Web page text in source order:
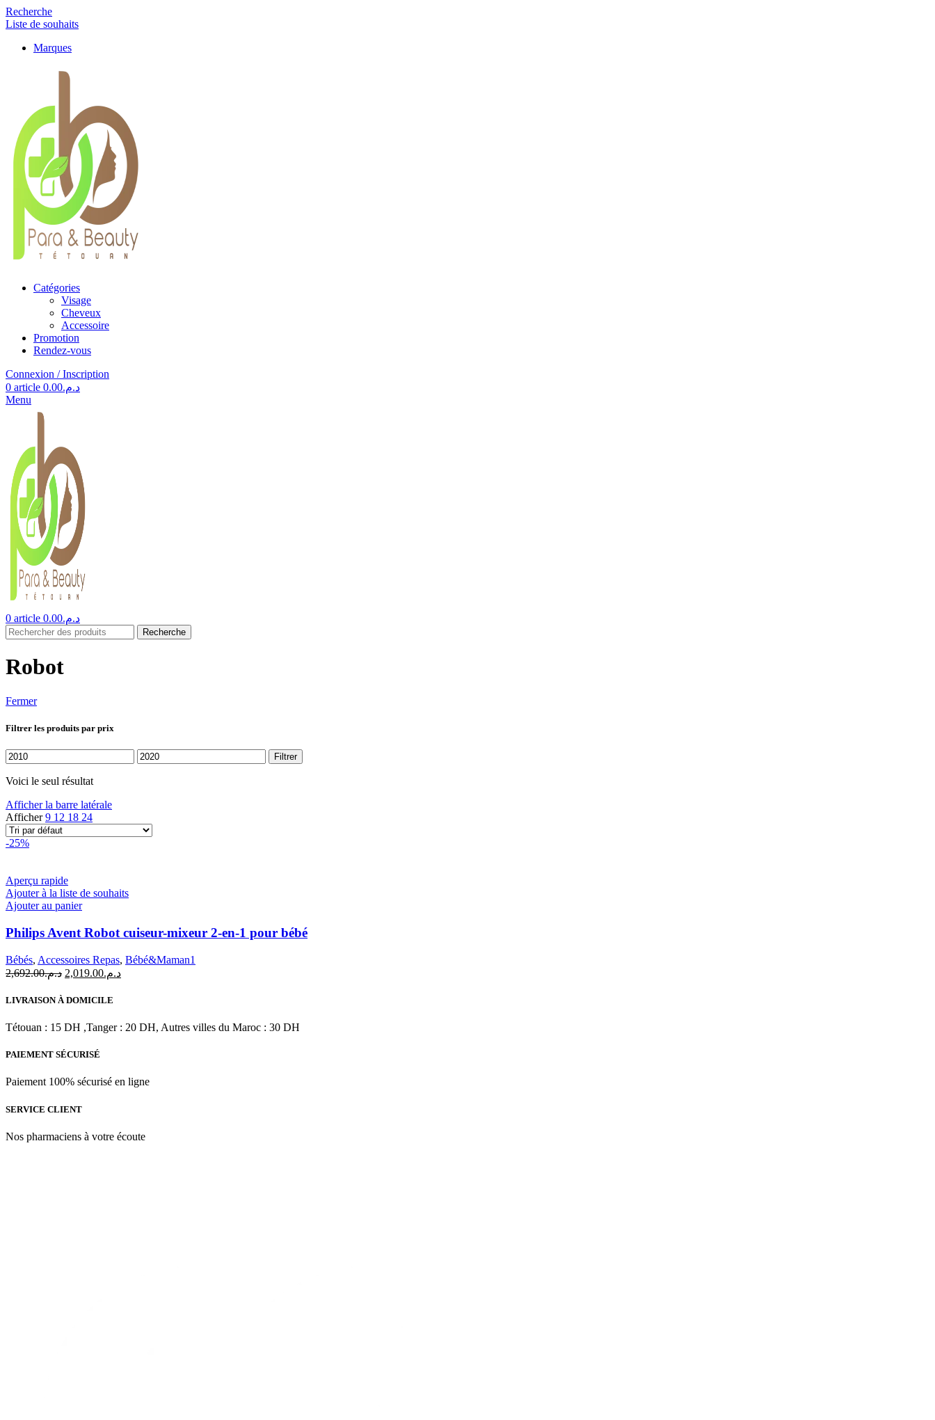
Recherche
Liste de souhaits
Marques
Catégories
Visage
Cheveux
Accessoire
Promotion
Rendez-vous
Connexion / Inscription
0 article د.م.0.00
Menu
0 article د.م.0.00
Recherche
Robot
Fermer
Filtrer les produits par prix
Prix
min
Prix
max
Filtrer
Voici le seul résultat
Afficher la barre latérale
Afficher9 12 18 24
-25%
Aperçu rapide
Ajouter à la liste de souhaits
Ajouter au panier
Philips Avent Robot cuiseur-mixeur 2-en-1 pour bébé
Bébés, Accessoires Repas, Bébé&Maman1
د.م.2,692.00
Le
initial
د.م.2,019.00
Le
LIVRAISON À DOMICILE
Tétouan : 15 DH ,Tanger : 20 DH, Autres villes du Maroc : 30 DH
PAIEMENT SÉCURISÉ
Paiement 100% sécurisé en ligne
SERVICE CLIENT
Nos pharmaciens à votre écoute